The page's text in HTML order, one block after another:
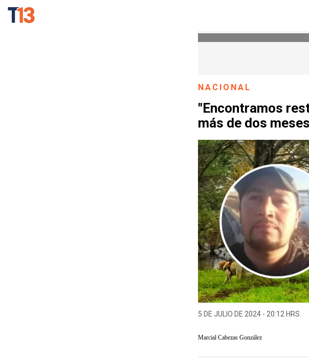
NACIONAL
"Encontramos
más de dos
5 DE JULIO DE 2024 - 20:12 HRS.
Marcial Cabezas González